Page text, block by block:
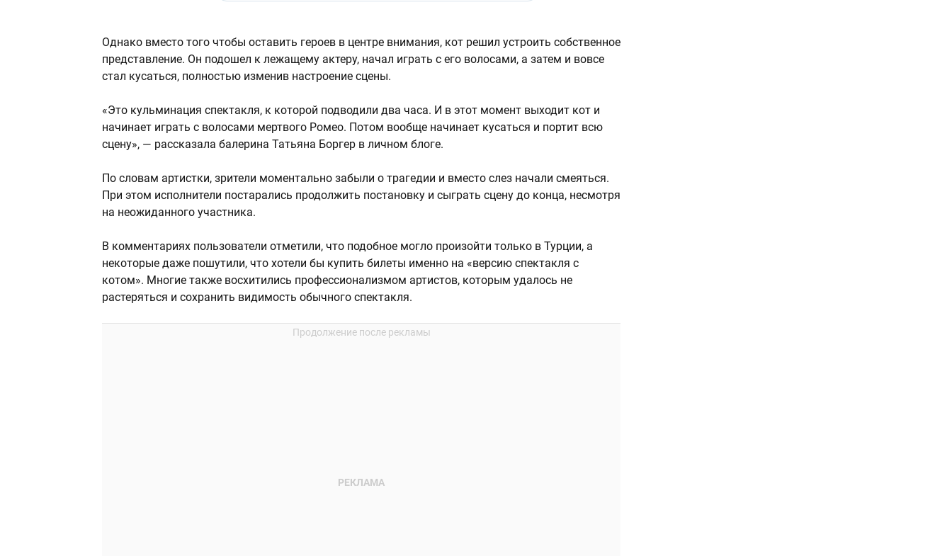
Однако вместо того чтобы оставить героев в центре внимания, кот решил устроить собственное
представление. Он подошел к лежащему актеру, начал играть с его волосами, а затем и вовсе
стал кусаться, полностью изменив настроение сцены.
«Это кульминация спектакля, к которой подводили два часа. И в этот момент выходит кот и
начинает играть с волосами мертвого Ромео. Потом вообще начинает кусаться и портит всю
сцену», — рассказала балерина Татьяна Боргер в личном блоге.
По словам артистки, зрители моментально забыли о трагедии и вместо слез начали смеяться.
При этом исполнители постарались продолжить постановку и сыграть сцену до конца, несмотря
на неожиданного участника.
В комментариях пользователи отметили, что подобное могло произойти только в Турции, а
некоторые даже пошутили, что хотели бы купить билеты именно на «версию спектакля с
котом». Многие также восхитились профессионализмом артистов, которым удалось не
растеряться и сохранить видимость обычного спектакля.